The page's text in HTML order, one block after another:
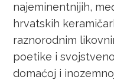
najeminentnijih,
hrvatskih
raznorodnim
poetike i
domaćoj i